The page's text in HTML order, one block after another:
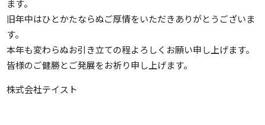
ます。
旧年中はひとかたならぬご厚情をいただきありがとうございま
す。
本年も変わらぬお引き立ての程よろしくお願い申し上げます。
皆様のご健勝とご発展をお祈り申し上げます。
株式会社テイスト